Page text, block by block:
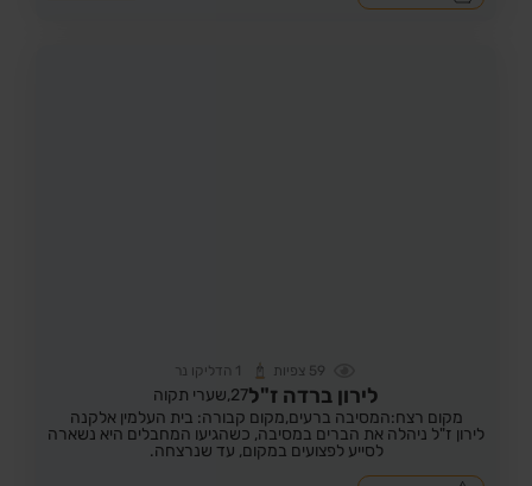
59 צפיות 1 הדליקו נר
לירון ברדה ז"ל27, שערי תקוה
מקום רצח:המסיבה ברעים,מקום קבורה: בית העלמין אלקנה
לירון ז"ל ניהלה את הברים במסיבה, כשהגיעו המחבלים היא נשארה
לסייע לפצועים במקום, עד שנרצחה.